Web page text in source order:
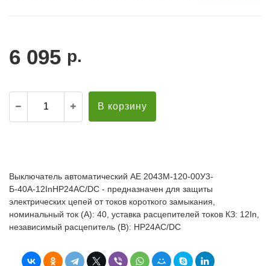
6 095 р.
В корзину
Выключатель автоматический АЕ 2043М-120-00У3-
Б-40А-12InНР24AC/DC - предназначен для защиты
электрических цепей от токов короткого замыкания,
номинальный ток (А): 40, уставка расцепителей токов КЗ: 12In,
независимый расцепитель (В): НР24AC/DC